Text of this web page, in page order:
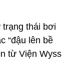
trạng thái bơi
“đậu lên bề
từ Viện Wyss